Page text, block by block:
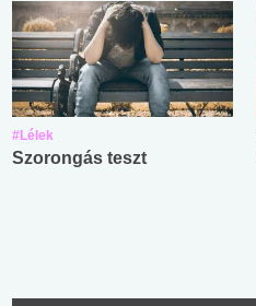
#Lélek
Szorongás teszt